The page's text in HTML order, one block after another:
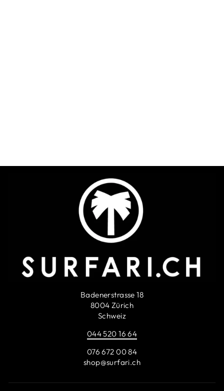
Badenerstrasse 18
8004 Zürich
Schweiz
044 520 16 64
076 672 00 84
shop@surfari.ch